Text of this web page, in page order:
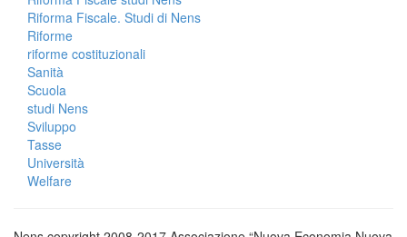
Riforma Fiscale. Studi di Nens
Riforme
riforme costituzionali
Sanità
Scuola
studi Nens
Sviluppo
Tasse
Università
Welfare